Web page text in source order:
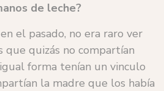
de leche?
el pasado, no era raro ver
que quizás no compartían
forma tenían un vinculo
la madre que los había